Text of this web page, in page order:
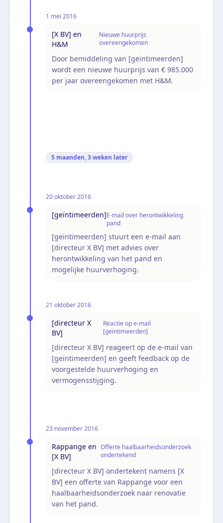
1 mei 2016
[X BV] en
H&M
Nieuwe huurprijs
overeengekomen
Door bemiddeling van [geïntimeerden]
wordt een nieuwe huurprijs van € 985.000
per jaar overeengekomen met H&M.
5 maanden, 3 weken later
20 oktober 2016
[geïntimeerden]E-mail over herontwikkeling
pand
[geïntimeerden] stuurt een e-mail aan
[directeur X BV] met advies over
herontwikkeling van het pand en
mogelijke huurverhoging.
21 oktober 2016
[directeur X
BV]
Reactie op e-mail
[geïntimeerden]
[directeur X BV] reageert op de e-mail van
[geïntimeerden] en geeft feedback op de
voorgestelde huurverhoging en
vermogensstijging.
23 november 2016
Rappange en
[X BV]
Offerte haalbaarheidsonderzoek
ondertekend
[directeur X BV] ondertekent namens [X
BV] een offerte van Rappange voor een
haalbaarheidsonderzoek naar renovatie
van het pand.